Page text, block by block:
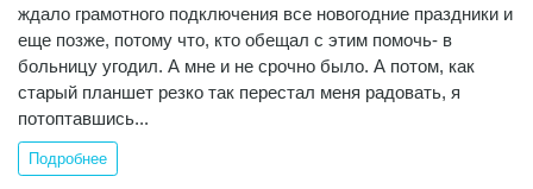
ждало грамотного подключения все новогодние праздники и
еще позже, потому что, кто обещал с этим помочь- в
больницу угодил. А мне и не срочно было. А потом, как
старый планшет резко так перестал меня радовать, я
потоптавшись...
Подробнее